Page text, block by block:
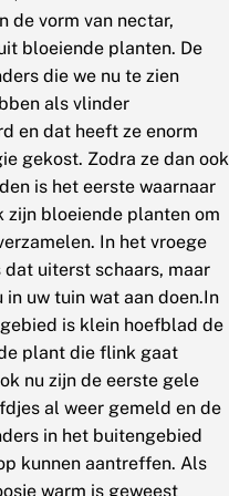
de vorm van nectar,
bloeiende planten. De
die we nu te zien
als vlinder
en dat heeft ze enorm
gekost. Zodra ze dan ook
is het eerste waarnaar
zijn bloeiende planten om
In het vroege
dat uiterst schaars, maar
in uw tuin wat aan doen.In
is klein hoefblad de
plant die flink gaat
nu zijn de eerste gele
al weer gemeld en de
in het buitengebied
kunnen aantreffen. Als
warm is geweest